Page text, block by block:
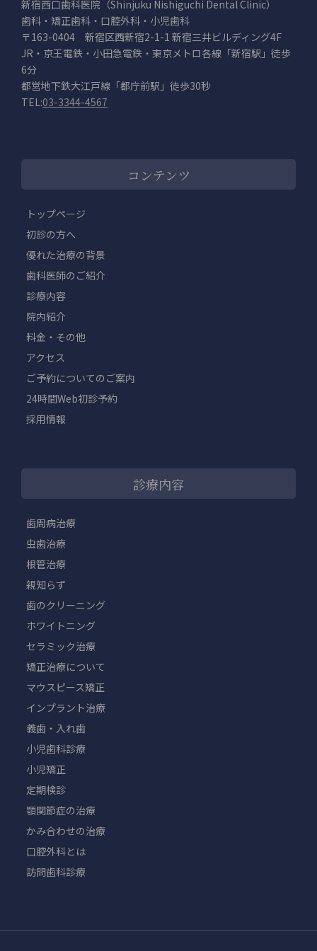
新宿西口歯科医院（Shinjuku Nishiguchi Dental Clinic）
歯科・矯正歯科・口腔外科・小児歯科
〒163-0404 新宿区西新宿2-1-1 新宿三井ビルディング4F
JR・京王電鉄・小田急電鉄・東京メトロ各線「新宿駅」徒歩
6分
都営地下鉄大江戸線「都庁前駅」徒歩30秒
TEL:03-3344-4567
コンテンツ
トップページ
初診の方へ
優れた治療の背景
歯科医師のご紹介
診療内容
院内紹介
料金・その他
アクセス
ご予約についてのご案内
24時間Web初診予約
採用情報
診療内容
歯周病治療
虫歯治療
根管治療
親知らず
歯のクリーニング
ホワイトニング
セラミック治療
矯正治療について
マウスピース矯正
インプラント治療
義歯・入れ歯
小児歯科診療
小児矯正
定期検診
顎関節症の治療
かみ合わせの治療
口腔外科とは
訪問歯科診療